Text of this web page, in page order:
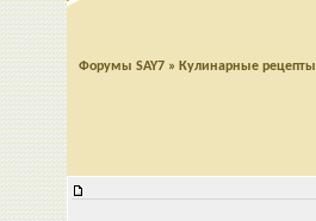
Форумы SAY7 » Кулинарные рецепты